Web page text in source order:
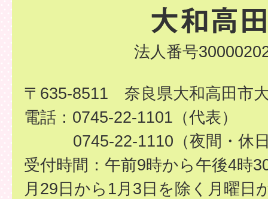
法人番号
〒635-8511 奈良県大和高田市
電話：0745-22-1101（代表）
0745-22-1110（夜間・休
受付時間：午前9時から午後4時
月29日から1月3日を除く月曜日